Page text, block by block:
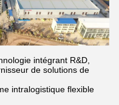
intégrant R&D,
de solutions de
intralogistique flexible